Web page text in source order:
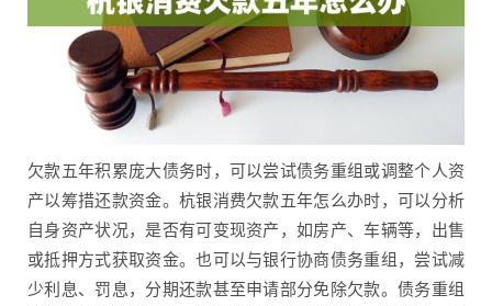
欠款五年积累庞大债务时，可以尝试债务重组或调整个人资
产以筹措还款资金。杭银消费欠款五年怎么办时，可以分析
自身资产状况，是否有可变现资产，如房产、车辆等，出售
或抵押方式获取资金。也可以与银行协商债务重组，尝试减
少利息、罚息，分期还款甚至申请部分免除欠款。债务重组